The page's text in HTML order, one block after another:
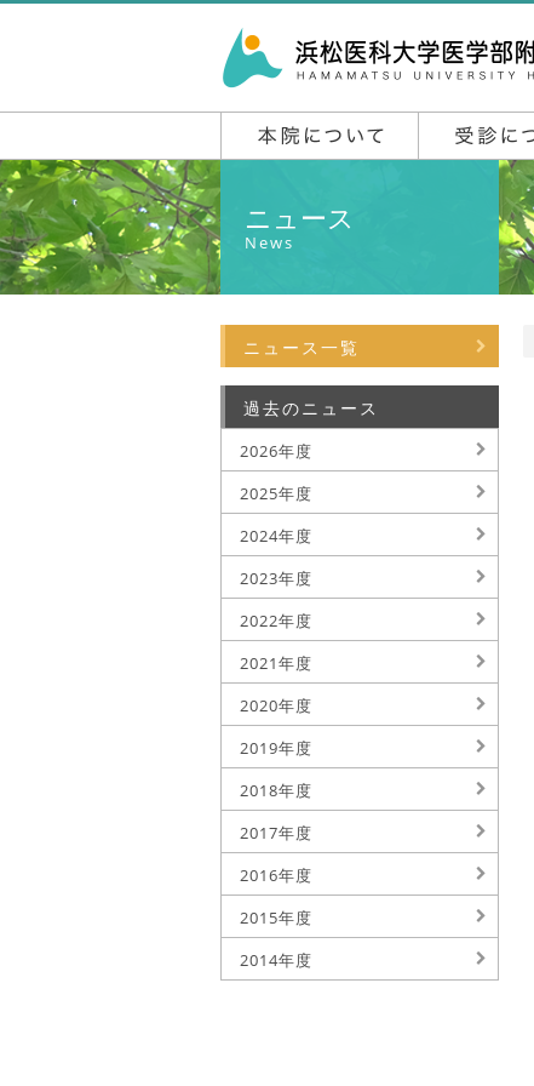
ニュース
News
ニュース一覧
過去のニュース
2026年度
2025年度
2024年度
2023年度
2022年度
2021年度
2020年度
2019年度
2018年度
2017年度
2016年度
2015年度
2014年度